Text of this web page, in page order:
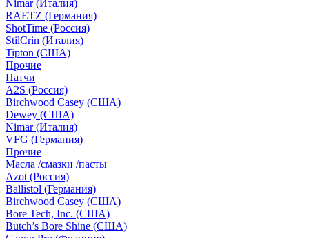
Nimar (Италия)
RAETZ (Германия)
ShotTime (Россия)
StilCrin (Италия)
Tipton (США)
Прочие
Патчи
A2S (Россия)
Birchwood Casey (США)
Dewey (США)
Nimar (Италия)
VFG (Германия)
Прочие
Масла /смазки /пасты
Azot (Россия)
Ballistol (Германия)
Birchwood Casey (США)
Bore Tech, Inc. (США)
Butch’s Bore Shine (СШA)